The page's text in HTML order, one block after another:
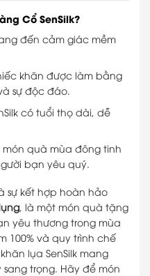
Cổ SenSilk?
đến cảm giác mềm
khăn được làm bằng
sự độc đáo.
có tuổi thọ dài, dễ
món quà mùa đông tinh
bạn yêu quý.
sự kết hợp hoàn hảo
, là một món quà tặng
yêu thương trong mùa
100% và quy trình chế
lụa SenSilk mang
trọng. Hãy để món